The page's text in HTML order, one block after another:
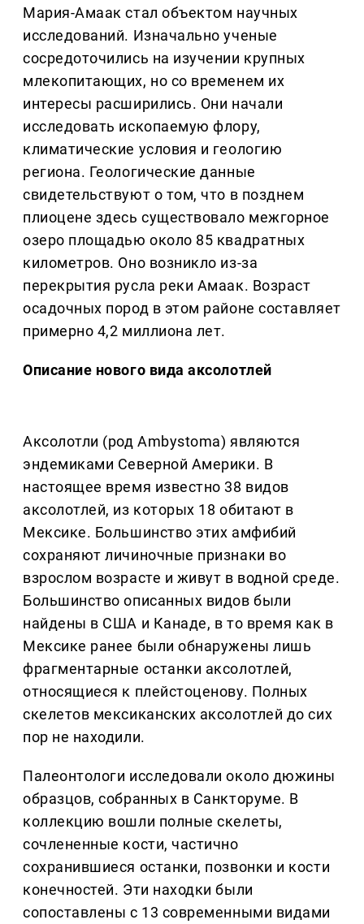
Мария-Амаак стал объектом научных
исследований. Изначально ученые
сосредоточились на изучении крупных
млекопитающих, но со временем их
интересы расширились. Они начали
исследовать ископаемую флору,
климатические условия и геологию
региона. Геологические данные
свидетельствуют о том, что в позднем
плиоцене здесь существовало межгорное
озеро площадью около 85 квадратных
километров. Оно возникло из-за
перекрытия русла реки Амаак. Возраст
осадочных пород в этом районе составляет
примерно 4,2 миллиона лет.
Описание нового вида аксолотлей
Аксолотли (род Ambystoma) являются
эндемиками Северной Америки. В
настоящее время известно 38 видов
аксолотлей, из которых 18 обитают в
Мексике. Большинство этих амфибий
сохраняют личиночные признаки во
взрослом возрасте и живут в водной среде.
Большинство описанных видов были
найдены в США и Канаде, в то время как в
Мексике ранее были обнаружены лишь
фрагментарные останки аксолотлей,
относящиеся к плейстоценову. Полных
скелетов мексиканских аксолотлей до сих
пор не находили.
Палеонтологи исследовали около дюжины
образцов, собранных в Санкторуме. В
коллекцию вошли полные скелеты,
сочлененные кости, частично
сохранившиеся останки, позвонки и кости
конечностей. Эти находки были
сопоставлены с 13 современными видами